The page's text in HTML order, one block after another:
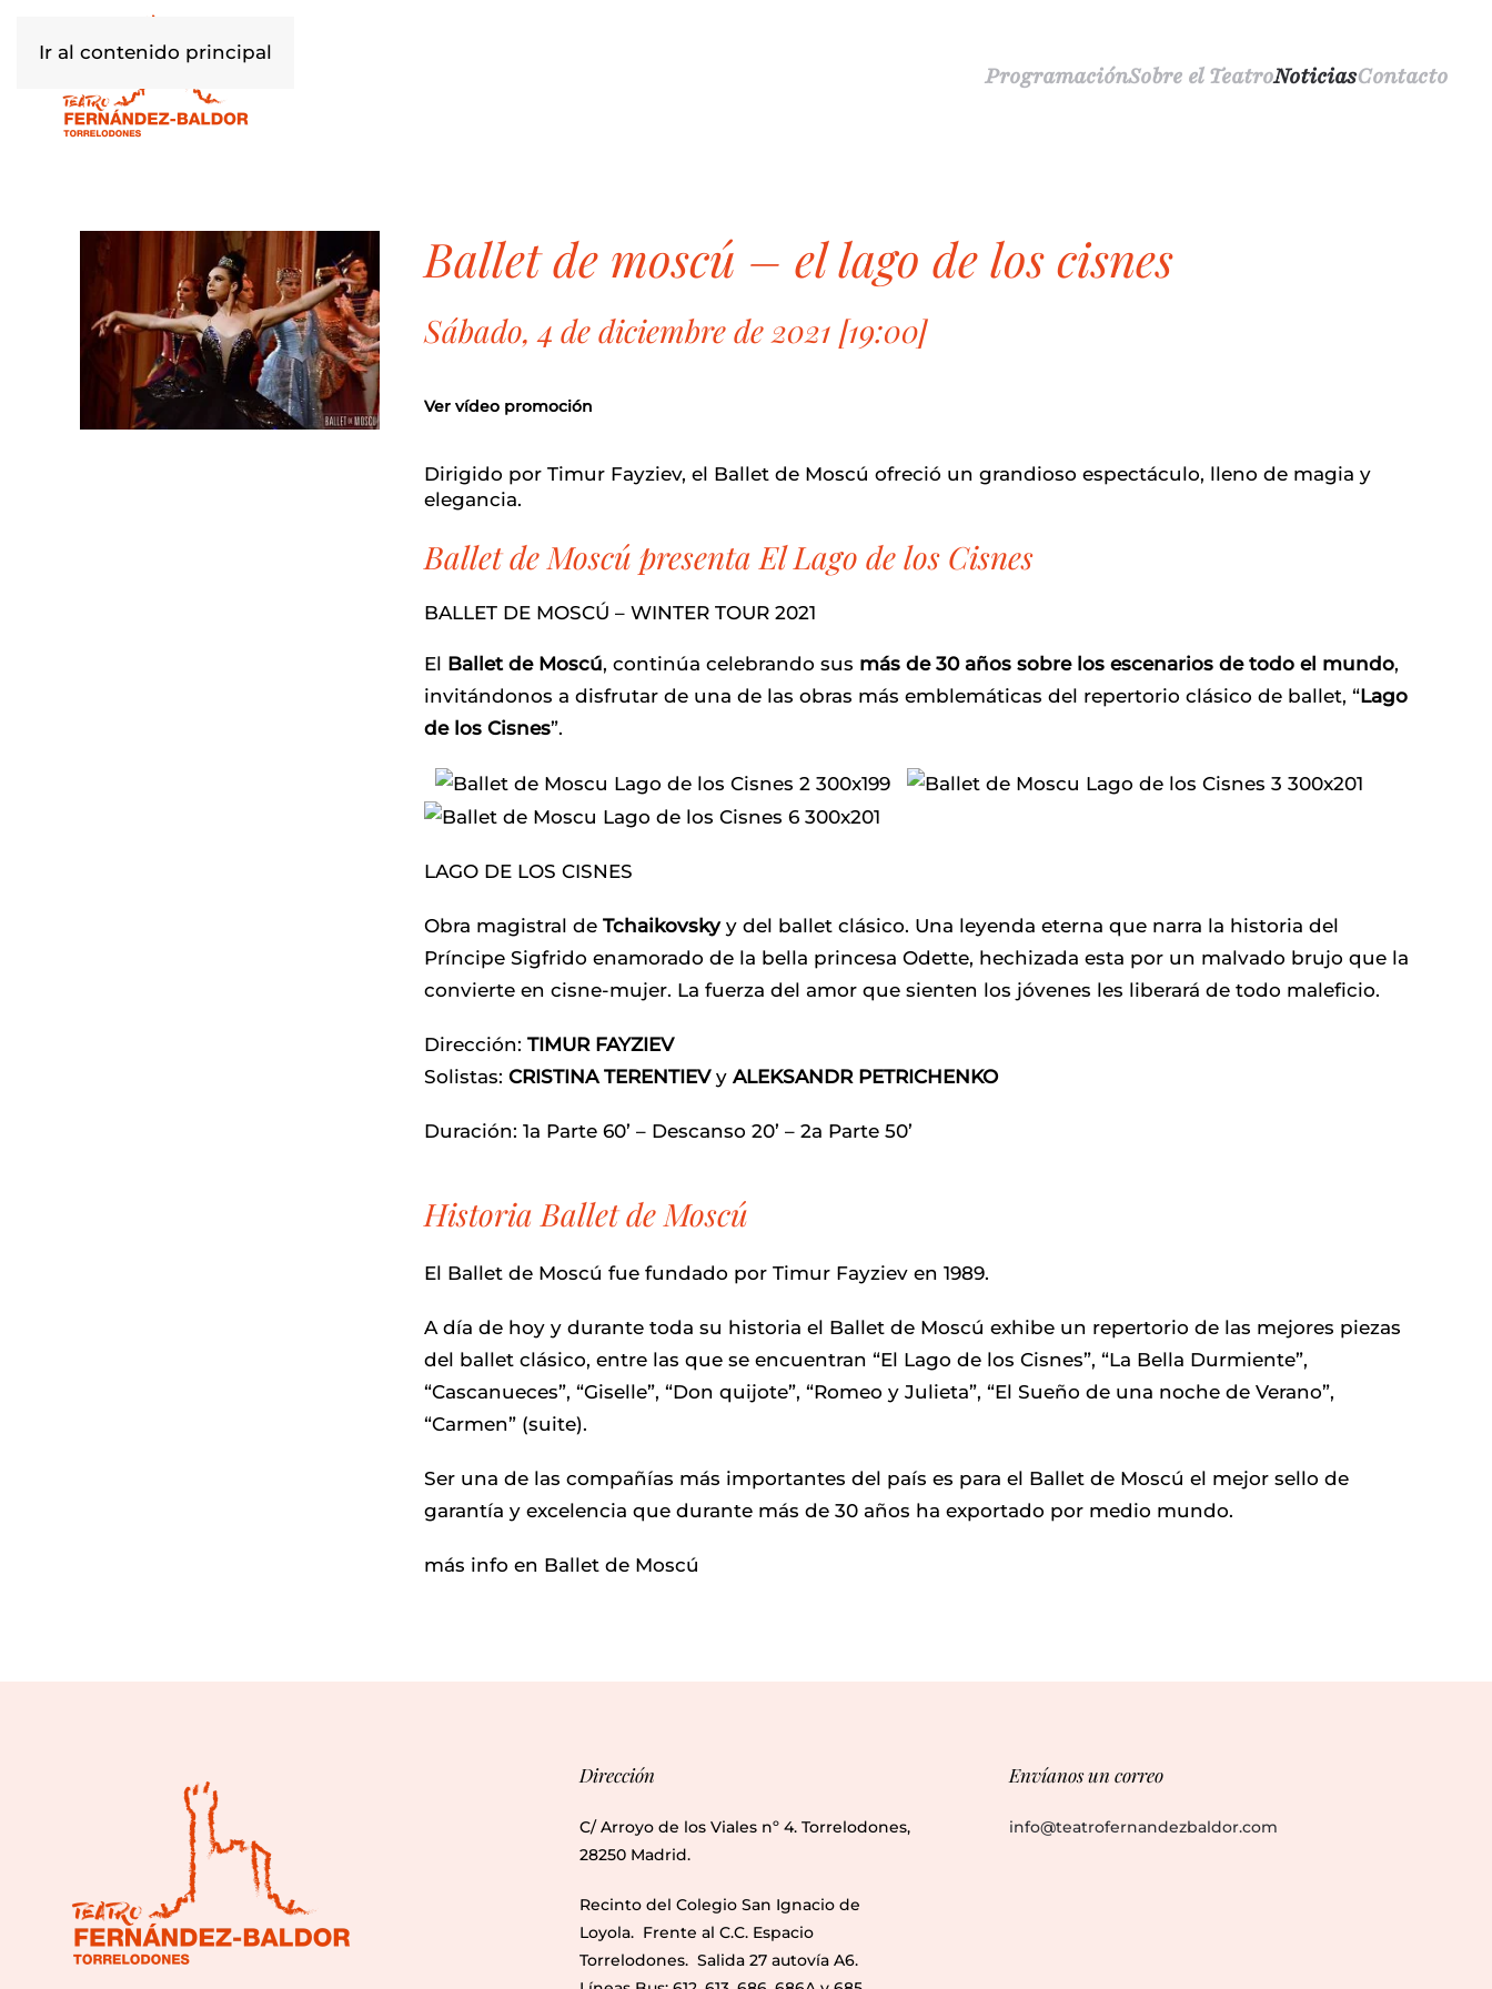
Ir al contenido principal
ProgramaciónSobre el TeatroNoticiasContacto
ballet de moscú – el lago de los cisnes
Sábado, 4 de diciembre de 2021 [19:00]
Ver vídeo promoción
Dirigido por Timur Fayziev, el Ballet de Moscú ofreció un grandioso espectáculo, lleno de magia y
elegancia.
Ballet de Moscú presenta El Lago de los Cisnes
BALLET DE MOSCÚ – WINTER TOUR 2021
El Ballet de Moscú, continúa celebrando sus más de 30 años sobre los escenarios de todo el mundo,
invitándonos a disfrutar de una de las obras más emblemáticas del repertorio clásico de ballet, “Lago
de los Cisnes”.
LAGO DE LOS CISNES
Obra magistral de Tchaikovskyy del ballet clásico. Una leyenda eterna que narra la historia del
Príncipe Sigfrido enamorado de la bella princesa Odette, hechizada esta por un malvado brujo que la
convierte en cisne-mujer. La fuerza del amor que sienten los jóvenes les liberará de todo maleficio.
Dirección: TIMUR FAYZIEV
Solistas: CRISTINA TERENTIEVy ALEKSANDR PETRICHENKO
Duración: 1a Parte 60’ – Descanso 20’ – 2a Parte 50’
Historia Ballet de Moscú
El Ballet de Moscú fue fundado por Timur Fayziev en 1989.
A día de hoy y durante toda su historia el Ballet de Moscú exhibe un repertorio de las mejores piezas
del ballet clásico, entre las que se encuentran “El Lago de los Cisnes”, “La Bella Durmiente”,
“Cascanueces”, “Giselle”, “Don quijote”, “Romeo y Julieta”, “El Sueño de una noche de Verano”,
“Carmen” (suite).
Ser una de las compañías más importantes del país es para el Ballet de Moscú el mejor sello de
garantía y excelencia que durante más de 30 años ha exportado por medio mundo.
más info en Ballet de Moscú
Dirección
C/ Arroyo de los Viales nº 4. Torrelodones,
28250 Madrid.
Recinto del Colegio San Ignacio de
Loyola. Frente al C.C. Espacio
Torrelodones. Salida 27 autovía A6.
Envíanos un correo
info@teatrofernandezbaldor.com